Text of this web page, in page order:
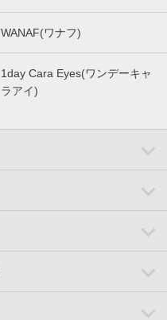
WANAF(ワナフ)
1day Cara Eyes(ワンデーキャ
ラアイ)